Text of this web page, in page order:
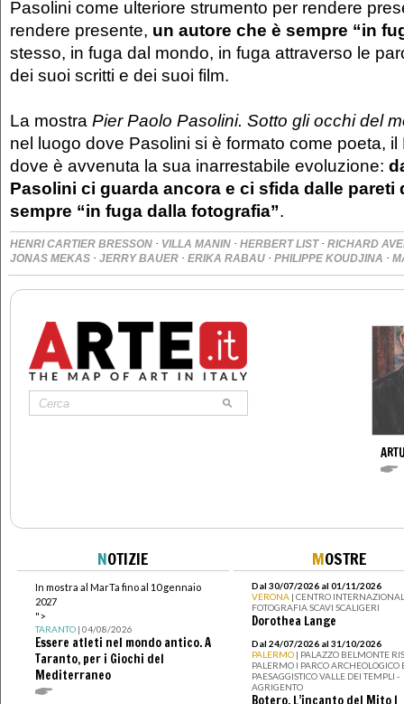
Pasolini come ulteriore strumento per rendere
rendere presente, un autore che è sempre “in
stesso, in fuga dal mondo, in fuga attraverso le
dei suoi scritti e dei suoi film.
La mostra Pier Paolo Pasolini. Sotto gli occhi del
nel luogo dove Pasolini si è formato come poeta, il
dove è avvenuta la sua inarrestabile evoluzione:
Pasolini ci guarda ancora e ci sfida dalle pareti
sempre “in fuga dalla fotografia”.
HENRI CARTIER BRESSON · VILLA MANIN · HERBERT LIST · RICHARD
JONAS MEKAS · JERRY BAUER · ERIKA RABAU · PHILIPPE KOUDJINA ·
NOTIZIE
In mostra al MarTa fino al 10 gennaio
2027
">
TARANTO| 04/08/2026
Essere atleti nel mondo antico. A
Taranto, per i Giochi del
Mediterraneo
MOSTRE
Dal 30/07/2026 al 01/11/2026
VERONA | CENTRO
FOTOGRAFIA SCAVI SCALIGERI
Dorothea Lange
Dal 24/07/2026 al 31/10/2026
PALERMO | PALAZZO BELMONTE
PALERMO I PARCO ARCHEOLOGICO
PAESAGGISTICO VALLE DEI TEMPLI -
AGRIGENTO
Botero. L’incanto del Mito I